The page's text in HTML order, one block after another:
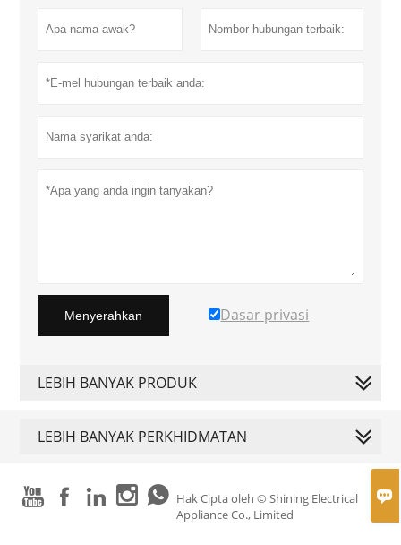

Menyerahkan Dasar privasi
LEBIH BANYAK PRODUK
LEBIH BANYAK PERKHIDMATAN
     Hak Cipta oleh © Shining Electrical
Appliance Co., Limited